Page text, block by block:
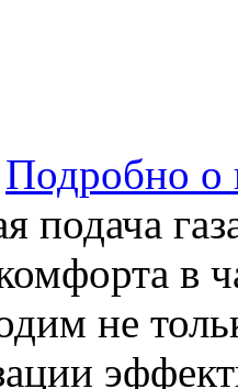
Подробно о
подача
в
не